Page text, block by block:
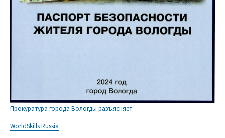
Прокуратура города Вологды разъясняет
WorldSkills Russia